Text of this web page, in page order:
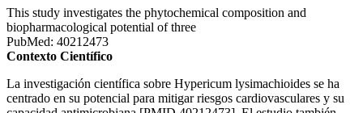
This study investigates the phytochemical composition and
biopharmacological potential of three
PubMed: 40212473
Contexto Científico
La investigación científica sobre Hypericum lysimachioides se ha
centrado en su potencial para mitigar riesgos cardiovasculares y su